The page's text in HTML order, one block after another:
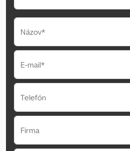
Názov*
E-mail*
Telefón
Firma